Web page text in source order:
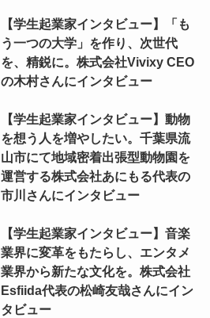
【学生起業家インタビュー】「も
う一つの大学」を作り、次世代
を、精鋭に。株式会社Vivixy CEO
の木村さんにインタビュー
【学生起業家インタビュー】動物
を想う人を増やしたい。千葉県流
山市にて地域密着出張型動物園を
運営する株式会社あにもる代表の
市川さんにインタビュー
【学生起業家インタビュー】音楽
業界に変革をもたらし、エンタメ
業界から新たな文化を。株式会社
Esfiida代表の松崎友哉さんにイン
タビュー